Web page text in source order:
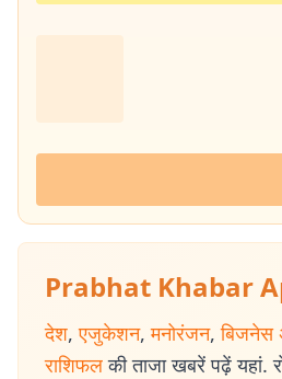
Prabhat Khabar
देश, एजुकेशन, मनोरंजन, बिजनेस
राशिफल की ताजा खबरें पढ़ें यहां.